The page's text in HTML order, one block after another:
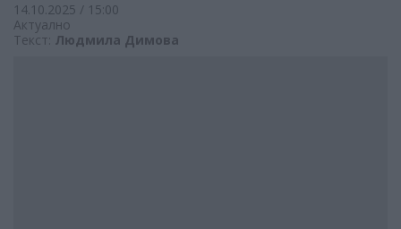
14.10.2025 / 15:00
Актуално
Текст: Людмила Димова